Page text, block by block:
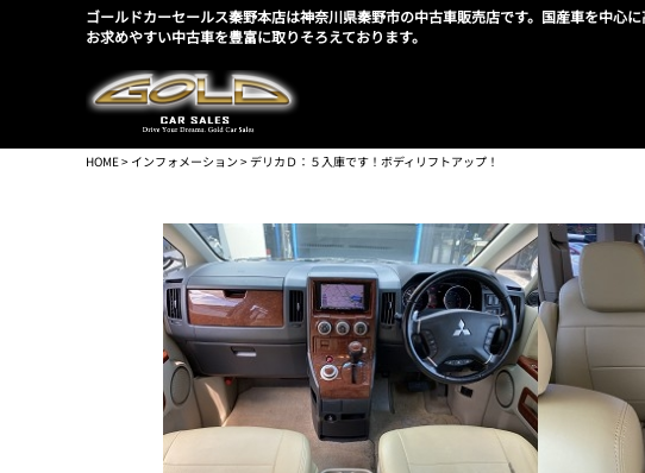
ゴールドカーセールス秦野本店は神奈川県秦野市の中古車販売店です。国産車を中心
お求めやすい中古車を豊富に取りそろえております。
HOME> インフォメーション > デリカＤ：５入庫です！ボディリフトアップ！